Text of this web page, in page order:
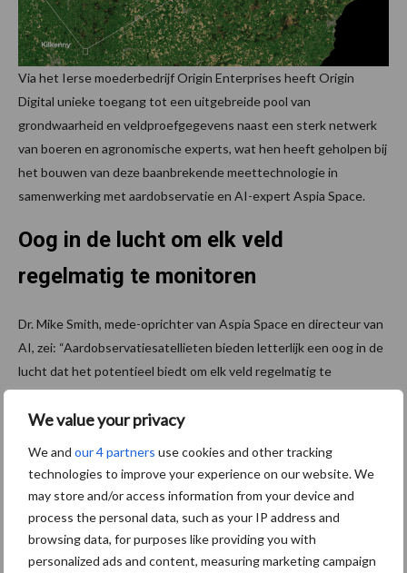
We value your privacy
We and our 4 partners use cookies and other tracking
technologies to improve your experience on our website. We
may store and/or access information from your device and
process the personal data, such as your IP address and
browsing data, for purposes like providing you with
personalized ads and content, measuring marketing campaign
Via het Ierse moederbedrijf Origin Enterprises heeft Origin
Digital unieke toegang tot een uitgebreide pool van
grondwaarheid en veldproefgegevens naast een sterk netwerk
van boeren en agronomische experts, wat hen heeft geholpen bij
het bouwen van deze baanbrekende meettechnologie in
samenwerking met aardobservatie en AI-expert Aspia Space.
Oog in de lucht om elk veld
regelmatig te monitoren
Dr. Mike Smith, mede-oprichter van Aspia Space en directeur van
AI, zei: “Aardobservatiesatellieten bieden letterlijk een oog in de
lucht dat het potentieel biedt om elk veld regelmatig te
monitoren. De gepatenteerde ClearSky-technologie van Aspia
Space maakt gebruik van een generatief AI-algoritme om
landbouwtoepassingen.
“Via onze samenwerking met Origin Digital hebben we een
nieuwe AI-oplossing ontwikkeld die ClearSky-beelden gebruikt